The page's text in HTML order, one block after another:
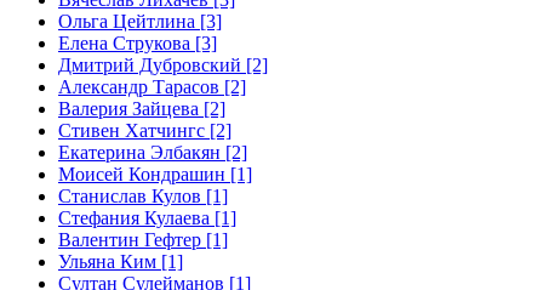
Ольга Цейтлина [3]
Елена Струкова [3]
Дмитрий Дубровский [2]
Александр Тарасов [2]
Валерия Зайцева [2]
Стивен Хатчингс [2]
Екатерина Элбакян [2]
Моисей Кондрашин [1]
Станислав Кулов [1]
Стефания Кулаева [1]
Валентин Гефтер [1]
Ульяна Ким [1]
Султан Сулейманов [1]